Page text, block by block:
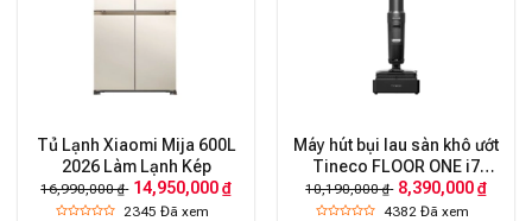
Tủ Lạnh Xiaomi Mija 600L
2026 Làm Lạnh Kép
16,990,000 ₫ 14,950,000 ₫
2345 Đã xem
Máy hút bụi lau sàn khô ướt
Tineco FLOOR ONE i7
Steam ( hơi nước nóng )
10,190,000 ₫ 8,390,000 ₫
4382 Đã xem